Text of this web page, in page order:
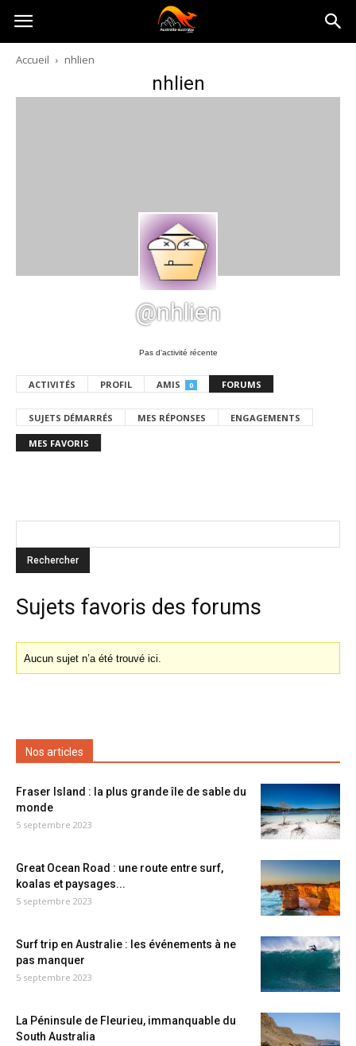
Australia-
australie.com
Accueil nhlien
nhlien
@nhlien
Pas d’activité récente
ACTIVITÉS PROFIL AMIS 0 FORUMS
SUJETS DÉMARRÉS MES RÉPONSES ENGAGEMENTS
MES FAVORIS
Sujets favoris des forums
Aucun sujet n’a été trouvé ici.
Nos articles
Fraser Island : la plus grande île de sable du
monde
5 septembre 2023
Great Ocean Road : une route entre surf,
koalas et paysages...
5 septembre 2023
Surf trip en Australie : les événements à ne
pas manquer
5 septembre 2023
La Péninsule de Fleurieu, immanquable du
South Australia